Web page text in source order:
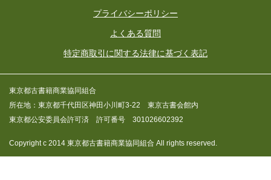
プライバシーポリシー
よくある質問
特定商取引に関する法律に基づく表記
東京都古書籍商業協同組合
所在地：東京都千代田区神田小川町3-22 東京古書会館内
東京都公安委員会許可済 許可番号 301026602392
Copyright c 2014 東京都古書籍商業協同組合 All rights reserved.